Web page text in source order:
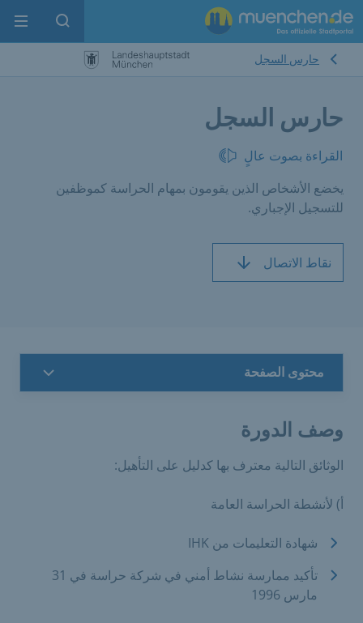
search
حارس السجل
حارس السجل
القراءة بصوت عالٍ
يخضع الأشخاص الذين يقومون بمهام الحراسة كموظفين
للتسجيل الإجباري.
نقاط الاتصال
محتوى الصفحة
وصف الدورة
الوثائق التالية معترف بها كدليل على التأهيل:
أ) لأنشطة الحراسة العامة
شهادة التعليمات من IHK
تأكيد ممارسة نشاط أمني في شركة حراسة في 31
مارس 1996